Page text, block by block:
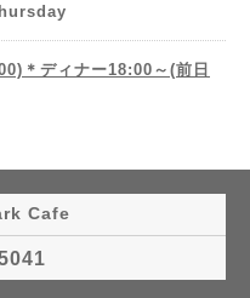
＊ディナー18:00～(前日
Cafe